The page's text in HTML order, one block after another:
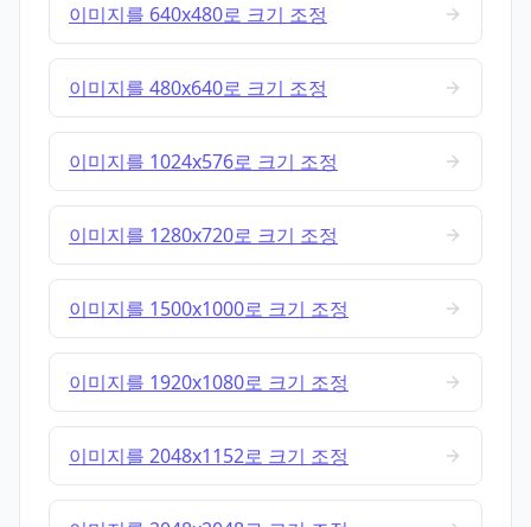
이미지를 640x480로 크기 조정
이미지를 480x640로 크기 조정
이미지를 1024x576로 크기 조정
이미지를 1280x720로 크기 조정
이미지를 1500x1000로 크기 조정
이미지를 1920x1080로 크기 조정
이미지를 2048x1152로 크기 조정